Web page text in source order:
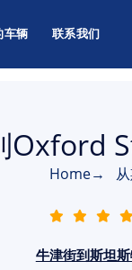
车辆 联系我们
Oxford
Home→
牛津街到斯坦